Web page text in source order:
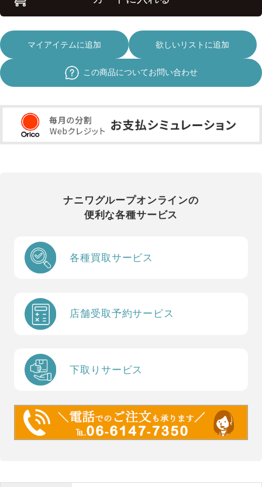
マイアイテムに追加 欲しいリストに追加
この商品についてお問い合わせ
ナニワグループオンラインの
便利な各種サービス
各種買取サービス
店舗受取予約サービス
下取りサービス